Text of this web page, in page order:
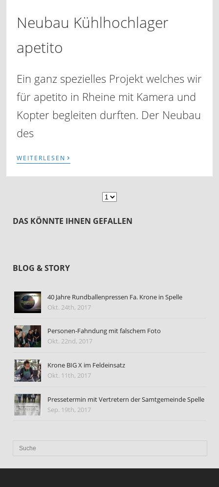
Neubau Kühlhochlager
apetito
Ein ganz spezielles Projekt welches wir
für apetito in Rheine mit Kamera und
Kopter begleiten durften. Der Neubau
des
WEITERLESEN ›
DAS KÖNNTE IHNEN GEFALLEN
BLOG & STORY
40 Jahre Rundballenpressen Fa. Krone in Spelle
Okt. 24th, 2017
Personen-Fahndung mit falschem Foto
Okt. 22nd, 2017
Krone BIG X im Feldeinsatz
Okt. 11th, 2017
Pressetermin mit Vertretern der Samtgemeinde Spelle
Sep. 19th, 2017